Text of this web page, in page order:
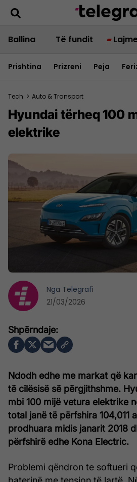
Ballina Të fundit
Prishtina Prizreni Peja
Tech > Auto & Transport
Hyundai tërheq 100
elektrike
Ndodh edhe me markat që
të cilësisë së përgjithshme.
mbi 100 mijë vetura elektrike
total janë të përfshira 104,011
prodhuara midis janarit 2018
përfshirë edhe Kona Electric.
Problemi qëndron te softueri
Nga Telegrafi
21/03/2026